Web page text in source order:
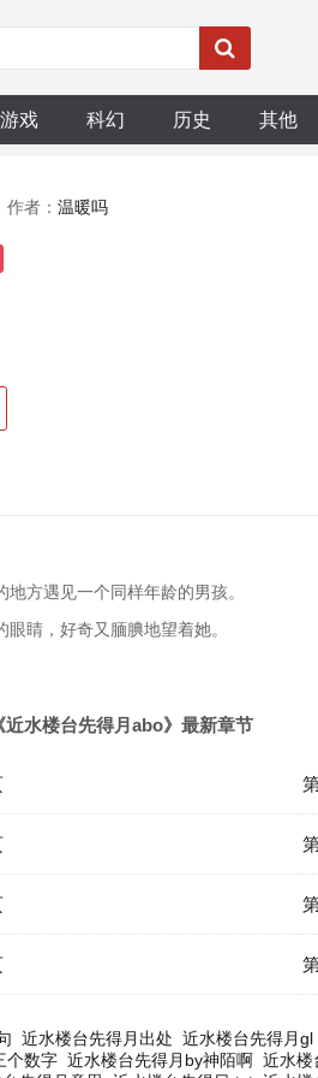
游戏 科幻 历史 其他
作者： 温暖吗
方遇见一个同样年龄的男孩。
睛，好奇又腼腆地望着她。
近水楼台先得月abo》最新章节
近水楼台先得月出处 近水楼台先得月gl
个数字 近水楼台先得月by神陌啊 近水楼